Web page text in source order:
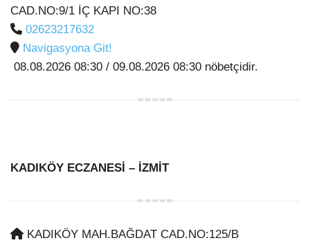
CAD.NO:9/1 İÇ KAPI NO:38
02623217632
Navigasyona Git!
08.08.2026 08:30 / 09.08.2026 08:30 nöbetçidir.
KADIKÖY ECZANESİ – İZMİT
KADIKÖY MAH.BAĞDAT CAD.NO:125/B